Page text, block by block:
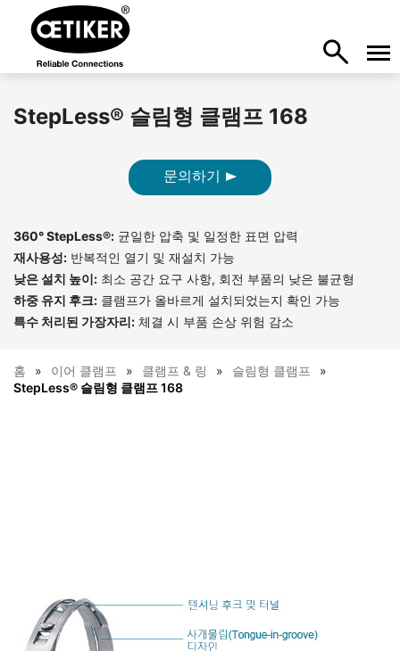
StepLess® 슬림형 클램프 168
문의하기
360° StepLess®: 균일한 압축 및 일정한 표면 압력
재사용성: 반복적인 열기 및 재설치 가능
낮은 설치 높이: 최소 공간 요구 사항, 회전 부품의 낮은 불균형
하중 유지 후크: 클램프가 올바르게 설치되었는지 확인 가능
특수 처리된 가장자리: 체결 시 부품 손상 위험 감소
홈 이어 클램프 클램프 & 링
슬림형 클램프
StepLess® 슬림형 클램프 168